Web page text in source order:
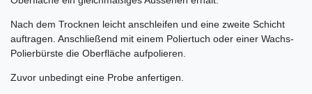
Nach dem Trocknen leicht anschleifen und eine zweite Schicht
auftragen. Anschließend mit einem Poliertuch oder einer Wachs-
Polierbürste die Oberfläche aufpolieren.
Zuvor unbedingt eine Probe anfertigen.